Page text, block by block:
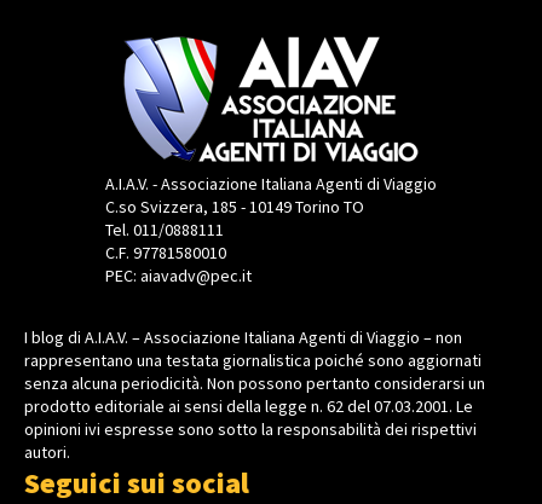
A.I.A.V. - Associazione Italiana Agenti di Viaggio
C.so Svizzera, 185 - 10149 Torino TO
Tel. 011/0888111
C.F. 97781580010
PEC: aiavadv@pec.it
I blog di A.I.A.V. – Associazione Italiana Agenti di Viaggio – non
rappresentano una testata giornalistica poiché sono aggiornati
senza alcuna periodicità. Non possono pertanto considerarsi un
prodotto editoriale ai sensi della legge n. 62 del 07.03.2001. Le
opinioni ivi espresse sono sotto la responsabilità dei rispettivi
autori.
Seguici sui social